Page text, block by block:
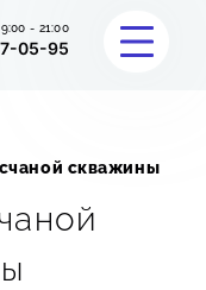
9:00 - 21:00
05-95
скважины